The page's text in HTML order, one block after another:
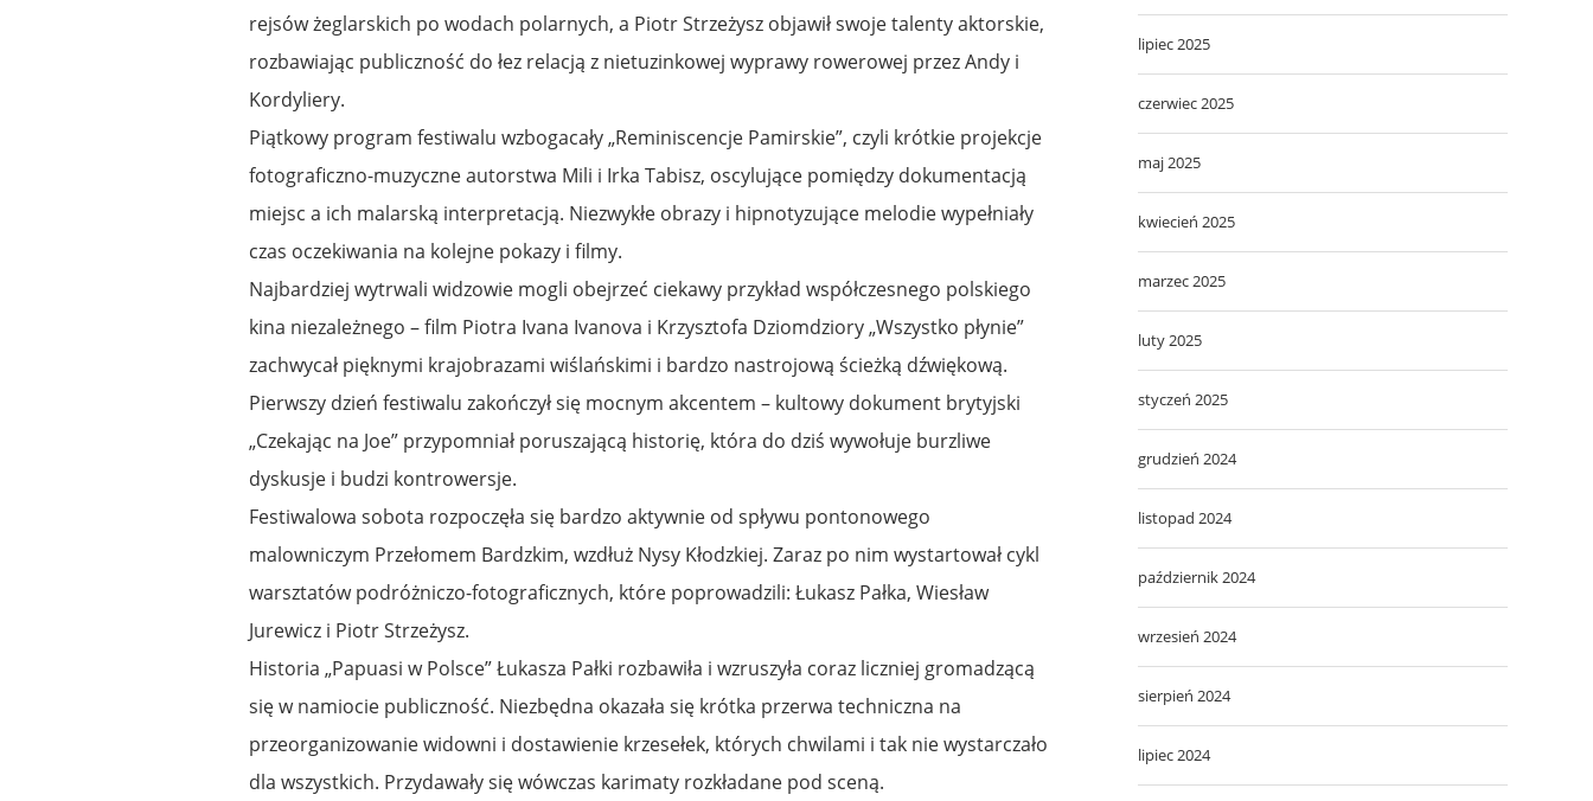
rejsów żeglarskich po wodach polarnych, a Piotr Strzeżysz objawił swoje talenty aktorskie,
rozbawiając publiczność do łez relacją z nietuzinkowej wyprawy rowerowej przez Andy i
Kordyliery.
Piątkowy program festiwalu wzbogacały „Reminiscencje Pamirskie”, czyli krótkie projekcje
fotograficzno-muzyczne autorstwa Mili i Irka Tabisz, oscylujące pomiędzy dokumentacją
miejsc a ich malarską interpretacją. Niezwykłe obrazy i hipnotyzujące melodie wypełniały
czas oczekiwania na kolejne pokazy i filmy.
Najbardziej wytrwali widzowie mogli obejrzeć ciekawy przykład współczesnego polskiego
kina niezależnego – film Piotra Ivana Ivanova i Krzysztofa Dziomdziory „Wszystko płynie”
zachwycał pięknymi krajobrazami wiślańskimi i bardzo nastrojową ścieżką dźwiękową.
Pierwszy dzień festiwalu zakończył się mocnym akcentem – kultowy dokument brytyjski
„Czekając na Joe” przypomniał poruszającą historię, która do dziś wywołuje burzliwe
dyskusje i budzi kontrowersje.
Festiwalowa sobota rozpoczęła się bardzo aktywnie od spływu pontonowego
malowniczym Przełomem Bardzkim, wzdłuż Nysy Kłodzkiej. Zaraz po nim wystartował cykl
warsztatów podróżniczo-fotograficznych, które poprowadzili: Łukasz Pałka, Wiesław
Jurewicz i Piotr Strzeżysz.
Historia „Papuasi w Polsce” Łukasza Pałki rozbawiła i wzruszyła coraz liczniej gromadzącą
się w namiocie publiczność. Niezbędna okazała się krótka przerwa techniczna na
przeorganizowanie widowni i dostawienie krzesełek, których chwilami i tak nie wystarczało
dla wszystkich. Przydawały się wówczas karimaty rozkładane pod sceną.
lipiec 2025
czerwiec 2025
maj 2025
kwiecień 2025
marzec 2025
luty 2025
styczeń 2025
grudzień 2024
listopad 2024
październik 2024
wrzesień 2024
sierpień 2024
lipiec 2024